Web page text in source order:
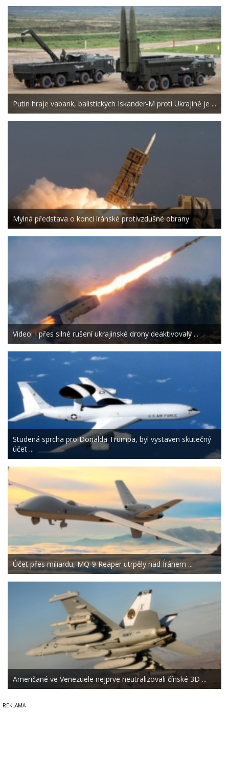
Putin hraje vabank, balistických Iskander-M proti Ukrajině je ...
Mylná představa o konci íránské protivzdušné obrany
Video: I přes silné rušení ukrajinské drony deaktivovaly ...
Studená sprcha pro Donalda Trumpa, byl vystaven skutečný
účet ...
Účet přes miliardu, MQ-9 Reaper utrpěly nad Íránem ...
Američané ve Venezuele nejprve neutralizovali čínské 3D ...